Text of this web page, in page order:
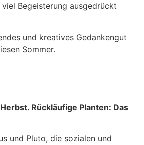
Begeisterung ausgedrückt
und kreatives Gedankengut
Sommer.
Rückläufige Planten: Das
und Pluto, die sozialen und